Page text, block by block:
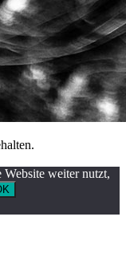
Website weiter nutzt,